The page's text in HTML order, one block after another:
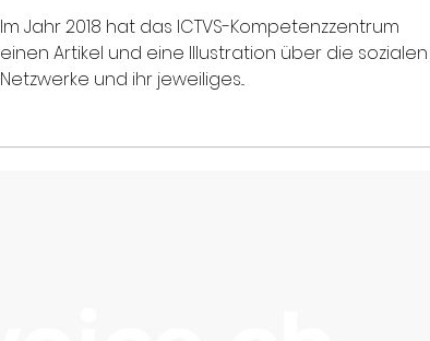
Im Jahr 2018 hat das ICTVS-Kompetenzzentrum
einen Artikel und eine Illustration über die sozialen
Netzwerke und ihr jeweiliges...